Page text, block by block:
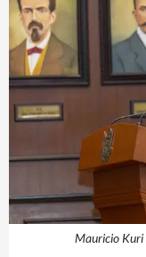
Mauricio Kuri